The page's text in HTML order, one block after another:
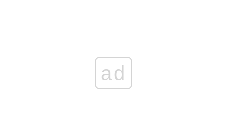
ad